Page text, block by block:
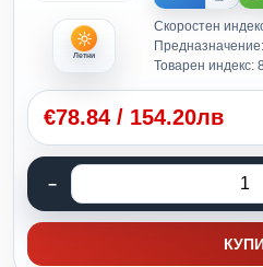
Летни
Скоростен
Товарен индекс:
€78.84 / 154.20лв